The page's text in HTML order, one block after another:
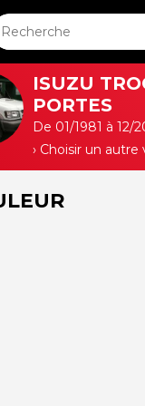
ISUZU
PORTES
De 01/1981 à 12/
› Choisir un autre